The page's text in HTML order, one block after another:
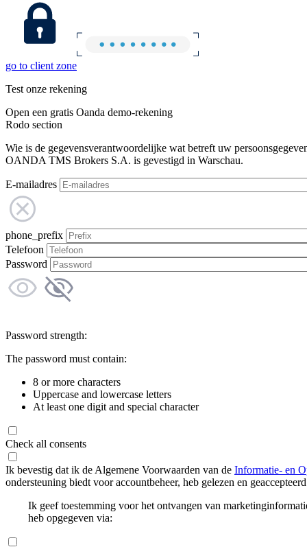
go to client zone
Test onze rekening
Open een gratis Oanda demo-rekening
Rodo section
Wie is de gegevensverantwoordelijke wat betreft uw
OANDA TMS Brokers S.A. is gevestigd in Warschau.
E-mailadres
phone_prefix
Telefoon
Password
Password strength:
The password must contain:
8 or more characters
Uppercase and lowercase letters
At least one digit and special character
Check all consents
Ik bevestig dat ik de Algemene Voorwaarden van de Informatie- en
ondersteuning biedt voor accountbeheer, heb gelezen en
Ik geef toestemming voor het ontvangen van
heb opgegeven via: